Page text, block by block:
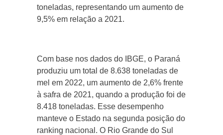
toneladas, representando um aumento de
9,5% em relação a 2021.
Com base nos dados do IBGE, o Paraná
produziu um total de 8.638 toneladas de
mel em 2022, um aumento de 2,6% frente
à safra de 2021, quando a produção foi de
8.418 toneladas. Esse desempenho
manteve o Estado na segunda posição do
ranking nacional. O Rio Grande do Sul